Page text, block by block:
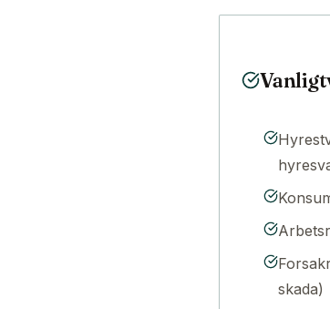
skada)